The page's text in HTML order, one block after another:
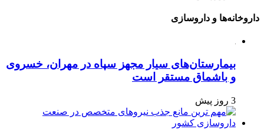
داروخانه‌ها و داروسازی
بیمارستان‌های سیار مجهز سپاه در مهران، خسروی
و باشماق مستقر است
3 روز پیش